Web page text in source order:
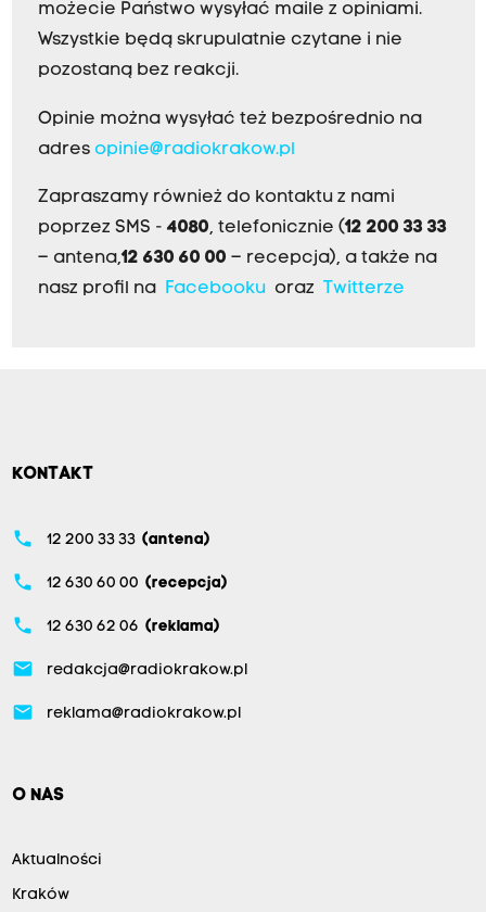
możecie Państwo wysyłać maile z opiniami.
Wszystkie będą skrupulatnie czytane i nie
pozostaną bez reakcji.
Opinie można wysyłać też bezpośrednio na
adres opinie@radiokrakow.pl
Zapraszamy również do kontaktu z nami
poprzez SMS - 4080, telefonicznie (12 200 33 33
– antena,12 630 60 00 – recepcja), a także na
nasz profil na
Facebookuoraz Twitterze
KONTAKT
phone 12 200 33 33 (antena)
phone 12 630 60 00 (recepcja)
phone 12 630 62 06 (reklama)
email redakcja@radiokrakow.pl
email reklama@radiokrakow.pl
O NAS
Aktualności
Kraków